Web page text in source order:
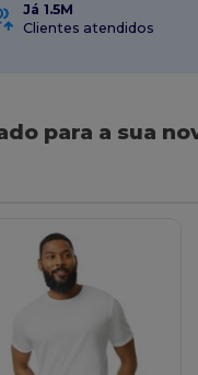
Já 1.5M
Clientes atendidos
para a sua